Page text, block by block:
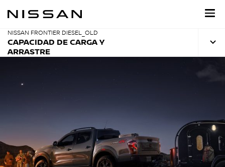
principal
NISSAN FRONTIER DIESEL_OLD
CAPACIDAD DE CARGA Y
ARRASTRE